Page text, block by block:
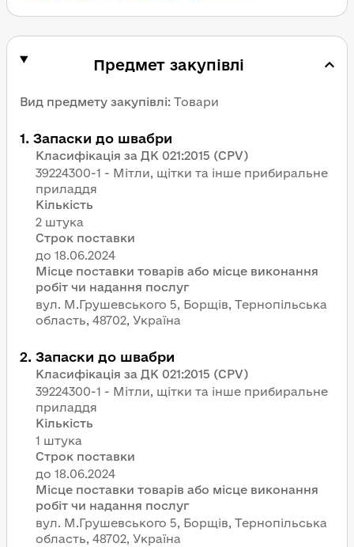
Предмет закупівлі
Вид предмету закупівлі: Товари
1. Запаски до швабри
Класифікація за ДК 021:2015 (CPV)
39224300-1 - Мітли, щітки та інше прибиральне
приладдя
Кількість
2 штука
Строк поставки
Місце поставки товарів або місце виконання
робіт чи надання послуг
вул. М.Грушевського 5, Борщів, Тернопільська
область, 48702, Україна
2. Запаски до швабри
Класифікація за ДК 021:2015 (CPV)
39224300-1 - Мітли, щітки та інше прибиральне
приладдя
Кількість
1 штука
Строк поставки
Місце поставки товарів або місце виконання
робіт чи надання послуг
вул. М.Грушевського 5, Борщів, Тернопільська
область, 48702, Україна